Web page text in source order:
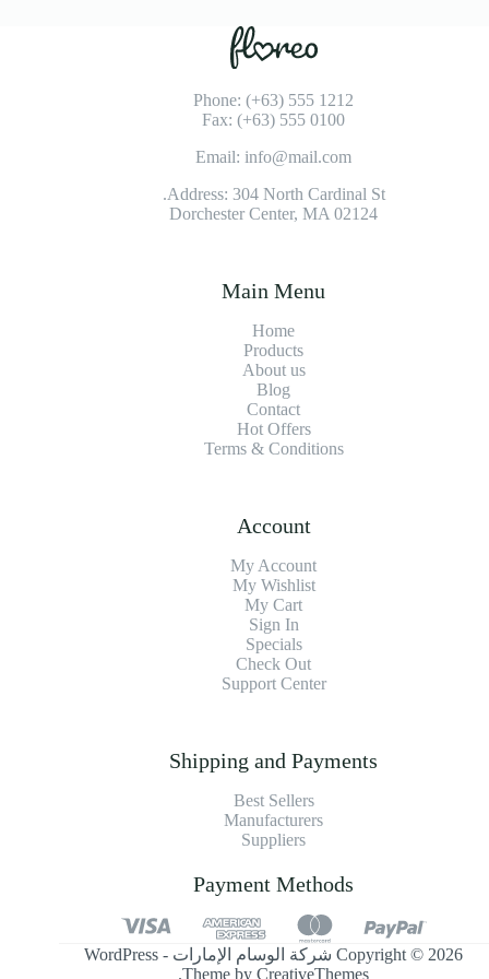
Phone: (+63) 555 1212
Fax: (+63) 555 0100
Email: info@mail.com
Address: 304 North Cardinal St.
Dorchester Center, MA 02124
Main Menu
Home
Products
About us
Blog
Contact
Hot Offers
Terms & Conditions
Account
My Account
My Wishlist
My Cart
Sign In
Specials
Check Out
Support Center
Shipping and Payments
Best Sellers
Manufacturers
Suppliers
Payment Methods
Copyright © 2026 شركة الوسام الإمارات - WordPress
Theme byCreativeThemes
.